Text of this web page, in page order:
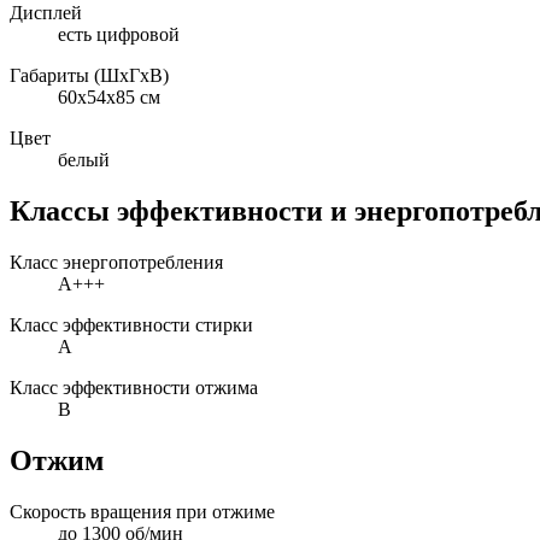
Дисплей
есть цифровой
Габариты (ШxГxВ)
60x54x85 см
Цвет
белый
Классы эффективности и
Класс энергопотребления
A+++
Класс эффективности стирки
A
Класс эффективности отжима
B
Отжим
Скорость вращения при отжиме
до 1300 об/мин